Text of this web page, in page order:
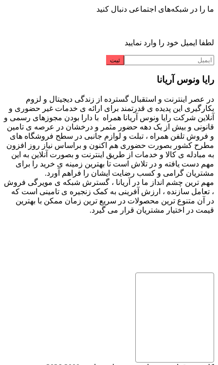
ما را در شبکه‌های اجتماعی دنبال کنید
لطفا ایمیل خود را وارد نمایید
رایا ونوس آریانا
در عصر اینترنت و استقبال گسترده از زندگی دیجیتال و لزوم
بکارگیری این پدیده ی قدرتمند برای ارائه ی خدمات غیر حضوری و
آنلاین شرکت رایا ونوس آریانا همراه با دارا بودن مجوزهای رسمی و
قانونی و بیش از یک دهه حضور مثمر و درخشان در عرصه ی تامین
و فروش تلفن همراه ، تبلت و لوازم جانبی در سطح فروشگاه های
مطرح کشور بصورت حضوری هم اکنون و براساس نیاز روز افزون
به مبادله ی کالا و خدمات از طریق اینترنت و بصورت آنلاین به این
مهم دست یافته و در تلاش است تا بهترین زمینه ی خرید را برای
مشتریان گرامی و کسب رضایت ایشان را فراهم آورد.
مهم ترین چشم انداز ما در آریانا ، گسترش شبکه ی مویرگی فروش
، تعامل سازنده ، ارزش آفرینی به کمک زنجیره ی تامینی است که
در آن متنوع ترین محصولات در سریع ترین زمان ممکن با بهترین
قیمت در اختیار مشتریان قرار می گیرد.